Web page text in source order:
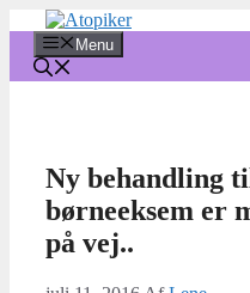
indhold
Menu
Ny behandling
børneeksem er
på vej..